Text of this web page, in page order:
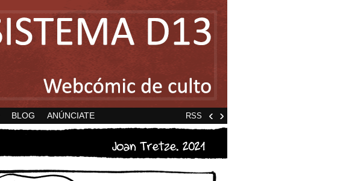
RSS ‹ ›
BLOG ANÚNCIATE